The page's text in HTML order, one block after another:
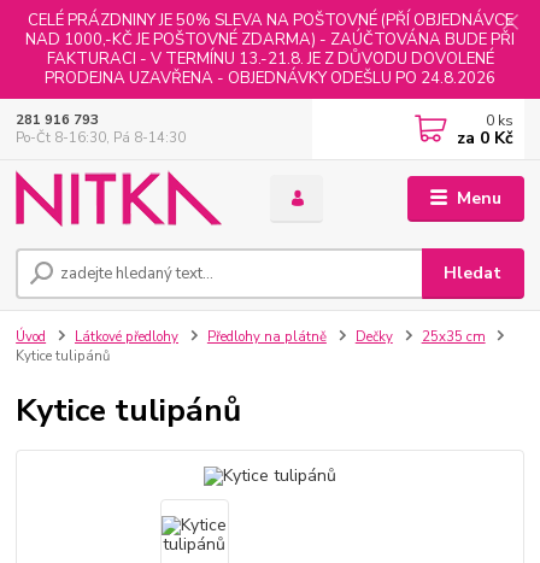
CELÉ PRÁZDNINY JE 50% SLEVA NA POŠTOVNÉ (PŘÍ OBJEDNÁVCE
NAD 1000,-KČ JE POŠTOVNÉ ZDARMA) - ZAÚČTOVÁNA BUDE PŘI
FAKTURACI - V TERMÍNU 13.-21.8. JE Z DŮVODU DOVOLENÉ
PRODEJNA UZAVŘENA - OBJEDNÁVKY ODEŠLU PO 24.8.2026
Menu
Hledat
281 916 793
Po-Čt 8-16:30, Pá 8-14:30
0 ks
za 0 Kč
Úvod Látkové předlohy Předlohy na plátně Dečky
25x35 cm
Kytice tulipánů
Kytice tulipánů